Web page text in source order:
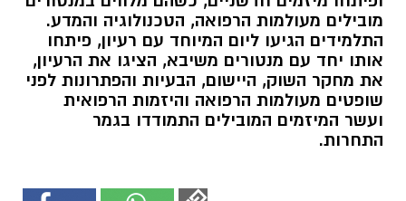
מובילים מעולמות הרפואה, הטכנולוגיה והמדע.
התלמידים הגיעו ליום המיוחד עם רעיון, פיתחו
אותו יחד עם מנטורים משיבא, הציגו את הרעיון,
את מחקר השוק, היישום, הבעיות והפתרונות לפני
שופטים מעולמות הרפואה והיזמות הרפואית
ועשר המיזמים המובילים התמודדו בגמר
התחרות.